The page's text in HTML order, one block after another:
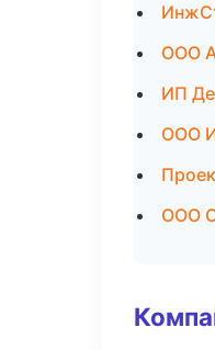
ООО
ИП
ООО
ООО